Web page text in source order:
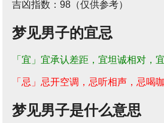
吉凶指数：98（仅供参考）
梦见男子的宜忌
「宜」宜承认差距，宜坦诚相对，宜
「忌」忌开空调，忌听相声，忌喝咖
梦见男子是什么意思